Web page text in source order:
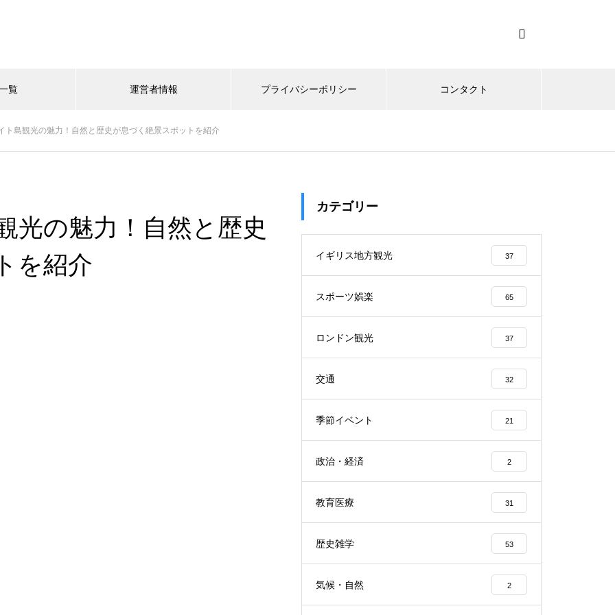
覧 運営者情報 プライバシーポリシー コンタクト
ト島観光の魅力！自然と歴史が息づく絶景スポットを紹介
光の魅力！自然と歴史
を紹介
カテゴリー
イギリス地方観光 37
スポーツ娯楽 65
ロンドン観光 37
交通 32
季節イベント 21
政治・経済 2
教育医療 31
歴史雑学 53
気候・自然 2